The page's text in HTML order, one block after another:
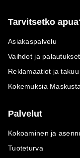
Tarvitsetko
Asiakaspalvelu
Vaihdot ja palautukset
Reklamaatiot ja takuu
Kokemuksia Maskusta
Palvelut
Kokoaminen ja
Tuoteturva